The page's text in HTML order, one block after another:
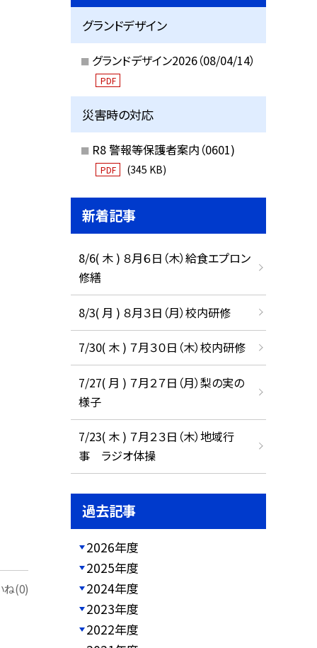
ね(0)
グランドデザイン
グランドデザイン2026（08/04/14）
PDF
災害時の対応
R8 警報等保護者案内（0601)
PDF (345 KB)
新着記事
8/6( 木 ) ８月６日（木）給食エプロン
修繕
8/3( 月 ) ８月３日（月）校内研修
7/30( 木 ) ７月３０日（木）校内研修
7/27( 月 ) ７月２７日（月）梨の実の
様子
7/23( 木 ) ７月２３日（木）地域行
事 ラジオ体操
過去記事
2026年度
2025年度
2024年度
2023年度
2022年度